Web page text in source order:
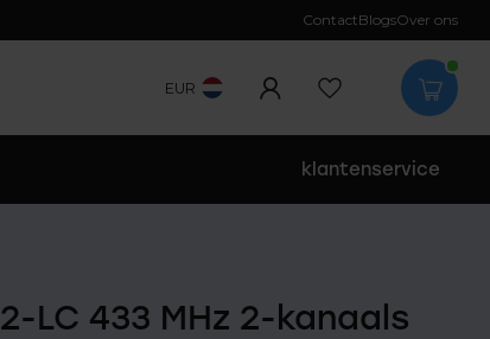
ContactBlogsOver ons
EUR
klantenservice
LC 433 MHz 2-kanaals